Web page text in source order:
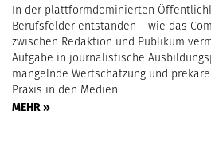
In der plattformdominierten
Berufsfelder entstanden – wie das
zwischen Redaktion und Publikum
Aufgabe in journalistische
mangelnde Wertschätzung und
Praxis in den Medien.
MEHR »